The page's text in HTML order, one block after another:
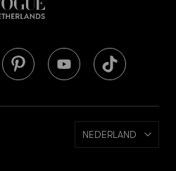
NEDERLAND